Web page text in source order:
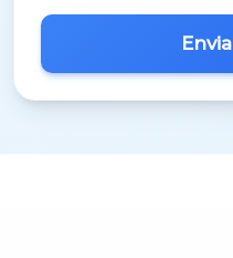
Inglês
Matemática 3º